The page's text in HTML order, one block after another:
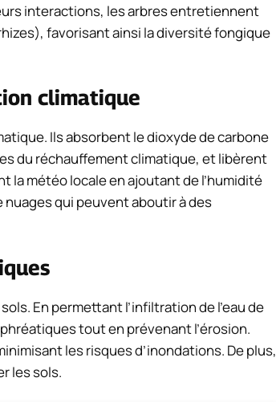
interactions, les arbres entretiennent
favorisant ainsi la diversité fongique
climatique
Ils absorbent le dioxyde de carbone
du réchauffement climatique, et libèrent
la météo locale en ajoutant de l’humidité
nuages qui peuvent aboutir à des
En permettant l’infiltration de l’eau de
tout en prévenant l’érosion.
les risques d’inondations. De plus,
les sols.